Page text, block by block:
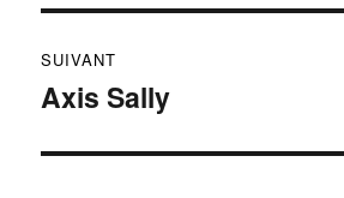
SUIVANT
Publication
Axis Sally